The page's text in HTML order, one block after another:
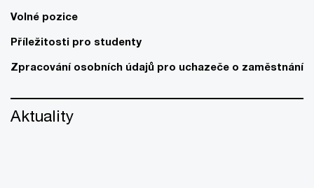
Volné pozice
Příležitosti pro studenty
Zpracování osobních údajů pro uchazeče o zaměstnání
Aktuality